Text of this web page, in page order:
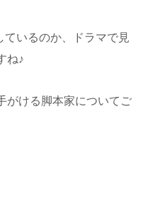
いるのか、ドラマで見
ね♪
がける脚本家についてご